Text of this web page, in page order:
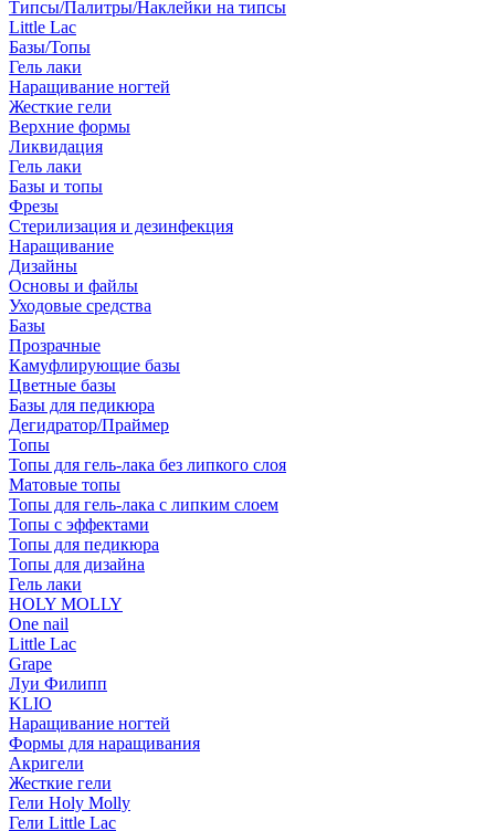
Типсы/Палитры/Наклейки на типсы
Little Lac
Базы/Топы
Гель лаки
Наращивание ногтей
Жесткие гели
Верхние формы
Ликвидация
Гель лаки
Базы и топы
Фрезы
Стерилизация и дезинфекция
Наращивание
Дизайны
Основы и файлы
Уходовые средства
Базы
Прозрачные
Камуфлирующие базы
Цветные базы
Базы для педикюра
Дегидратор/Праймер
Топы
Топы для гель-лака без липкого слоя
Матовые топы
Топы для гель-лака с липким слоем
Топы с эффектами
Топы для педикюра
Топы для дизайна
Гель лаки
HOLY MOLLY
One nail
Little Lac
Grape
Луи Филипп
KLIO
Наращивание ногтей
Формы для наращивания
Акригели
Жесткие гели
Гели Holy Molly
Гели Little Lac